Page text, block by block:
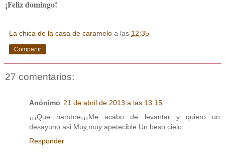
¡Feliz domingo!
La chica de la casa de caramelo a las 12:35
Compartir
27 comentarios:
Anónimo 21 de abril de 2013 a las 13:15
¡¡¡Que hambre¡¡¡Me acabo de levantar y quiero un
desayuno asi.Muy,muy apetecible.Un beso cielo.
Responder